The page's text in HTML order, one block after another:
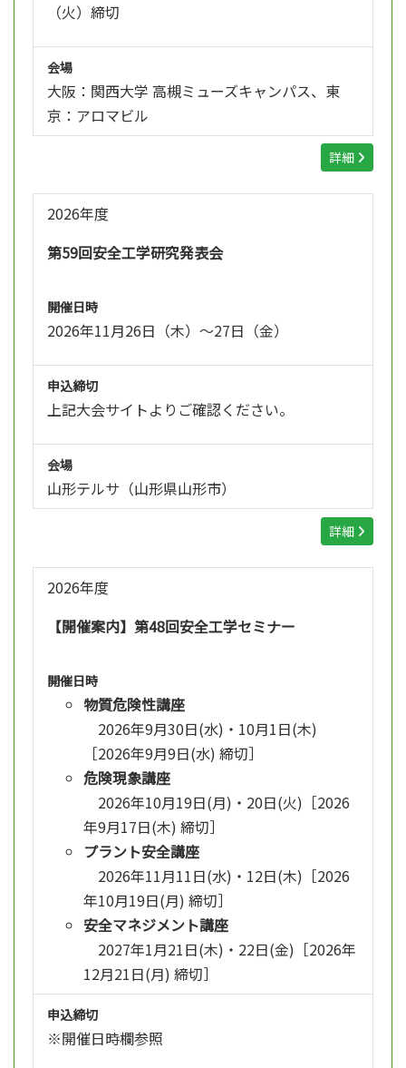
（火）締切
会場
大阪：関西大学 高槻ミューズキャンパス、東
京：アロマビル
詳細
2026年度
第59回安全工学研究発表会
開催日時
2026年11月26日（木）～27日（金）
申込締切
上記大会サイトよりご確認ください。
会場
山形テルサ（山形県山形市）
詳細
2026年度
【開催案内】第48回安全工学セミナー
開催日時
物質危険性講座
2026年9月30日(水)・10月1日(木)
［2026年9月9日(水) 締切］
危険現象講座
2026年10月19日(月)・20日(火)［2026
年9月17日(木) 締切］
プラント安全講座
2026年11月11日(水)・12日(木)［2026
年10月19日(月) 締切］
安全マネジメント講座
2027年1月21日(木)・22日(金)［2026年
12月21日(月) 締切］
申込締切
※開催日時欄参照